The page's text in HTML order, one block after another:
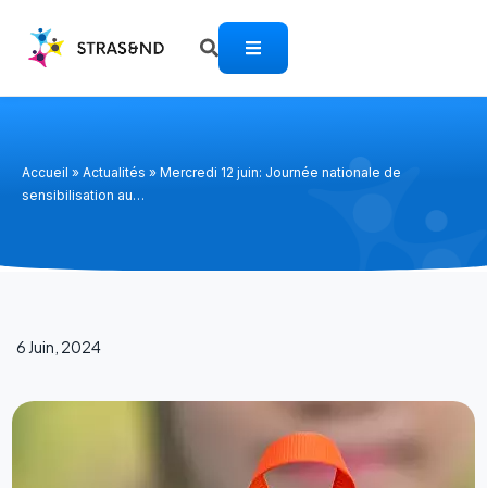
Accueil » Actualités » Mercredi 12 juin: Journée nationale de
sensibilisation au…
6 Juin, 2024